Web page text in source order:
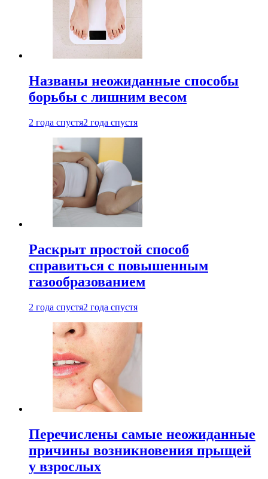
Названы неожиданные способы
борьбы с лишним весом
2 года спустя2 года спустя
Раскрыт простой способ
справиться с повышенным
газообразованием
2 года спустя2 года спустя
Перечислены самые неожиданные
причины возникновения прыщей
у взрослых